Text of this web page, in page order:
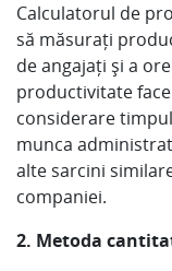
Calculatorul de
să măsurați
de angajați și a
productivitate
considerare
munca
alte sarcini
companiei.
2. Metoda